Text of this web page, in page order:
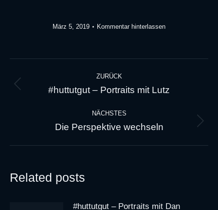
März 5, 2019 Kommentar hinterlassen
Kommentarnavigation
ZURÜCK
Vorheriger
#huttutgut – Portraits mit Lutz
NÄCHSTES
Nächster
Die Perspektive wechseln
Related posts
#huttutgut – Portraits mit Dan